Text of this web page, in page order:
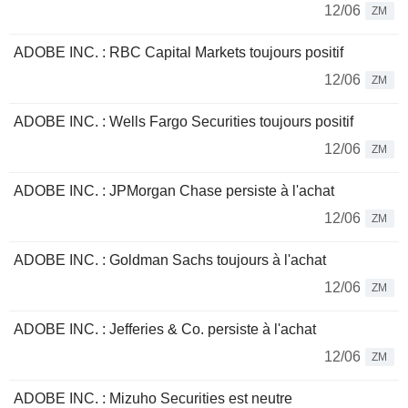
12/06 ZM
ADOBE INC. : RBC Capital Markets toujours positif
12/06
ZM
ADOBE INC. : Wells Fargo Securities toujours positif
12/06
ZM
ADOBE INC. : JPMorgan Chase persiste à l'achat
12/06
ZM
ADOBE INC. : Goldman Sachs toujours à l'achat
12/06
ZM
ADOBE INC. : Jefferies & Co. persiste à l'achat
12/06
ZM
ADOBE INC. : Mizuho Securities est neutre